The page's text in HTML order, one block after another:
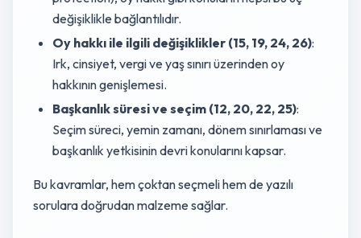
değişiklikle bağlantılıdır.
Oy hakkı ile ilgili değişiklikler (15, 19, 24, 26):
Irk, cinsiyet, vergi ve yaş sınırı üzerinden oy
hakkının genişlemesi.
Başkanlık süresi ve seçim (12, 20, 22, 25):
Seçim süreci, yemin zamanı, dönem sınırlaması ve
başkanlık yetkisinin devri konularını kapsar.
Bu kavramlar, hem çoktan seçmeli hem de yazılı
sorulara doğrudan malzeme sağlar.